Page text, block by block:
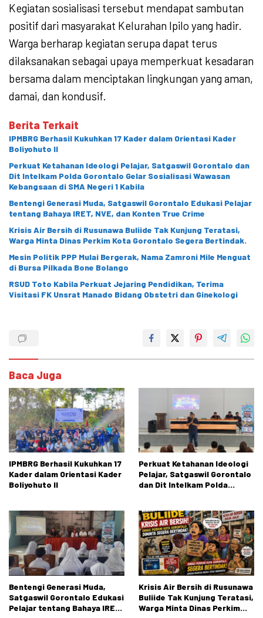
Kegiatan sosialisasi tersebut mendapat sambutan
positif dari masyarakat Kelurahan Ipilo yang hadir.
Warga berharap kegiatan serupa dapat terus
dilaksanakan sebagai upaya memperkuat kesadaran
bersama dalam menciptakan lingkungan yang aman,
damai, dan kondusif.
Berita Terkait
IPMBRG Berhasil Kukuhkan 17 Kader dalam Orientasi Kader
Boliyohuto II
Perkuat Ketahanan Ideologi Pelajar, Satgaswil Gorontalo dan
Dit Intelkam Polda Gorontalo Gelar Sosialisasi Wawasan
Kebangsaan di SMA Negeri 1 Kabila
Bentengi Generasi Muda, Satgaswil Gorontalo Edukasi Pelajar
tentang Bahaya IRET, NVE, dan Konten True Crime
Krisis Air Bersih di Rusunawa Buliide Tak Kunjung Teratasi,
Warga Minta Dinas Perkim Kota Gorontalo Segera Bertindak.
Mesin Politik PPP Mulai Bergerak, Nama Zamroni Mile Menguat
di Bursa Pilkada Bone Bolango
RSUD Toto Kabila Perkuat Jejaring Pendidikan, Terima
Visitasi FK Unsrat Manado Bidang Obstetri dan Ginekologi
Baca Juga
IPMBRG Berhasil Kukuhkan 17
Kader dalam Orientasi Kader
Boliyohuto II
Perkuat Ketahanan Ideologi
Pelajar, Satgaswil Gorontalo
dan Dit Intelkam Polda
Negeri 1 Kabila
Bentengi Generasi Muda,
Satgaswil Gorontalo Edukasi
Pelajar tentang Bahaya IRET,
Krisis Air Bersih di Rusunawa
Buliide Tak Kunjung Teratasi,
Warga Minta Dinas Perkim